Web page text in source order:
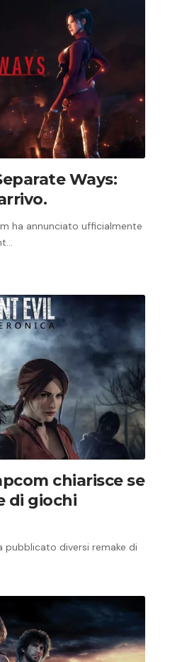
Ways:
ha annunciato ufficialmente
chiarisce se
di giochi
pubblicato diversi remake di